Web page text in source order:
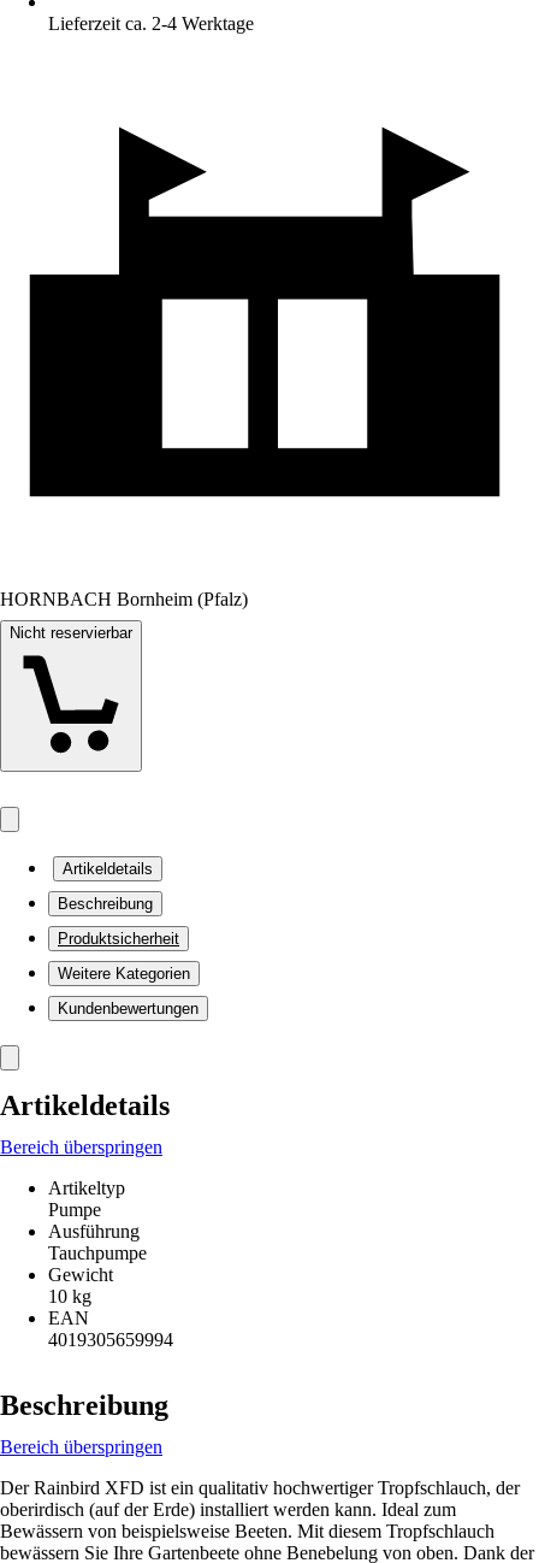
Lieferzeit ca. 2-4 Werktage
HORNBACH Bornheim (Pfalz)
Nicht reservierbar
Artikeldetails
Beschreibung
Produktsicherheit
Weitere Kategorien
Kundenbewertungen
Artikeldetails
Bereich überspringen
Artikeltyp
Pumpe
Ausführung
Tauchpumpe
Gewicht
10 kg
EAN
4019305659994
Beschreibung
Bereich überspringen
Der Rainbird XFD ist ein qualitativ hochwertiger Tropfschlauch, der
oberirdisch (auf der Erde) installiert werden kann. Ideal zum
Bewässern von beispielsweise Beeten. Mit diesem Tropfschlauch
bewässern Sie Ihre Gartenbeete ohne Benebelung von oben. Dank der